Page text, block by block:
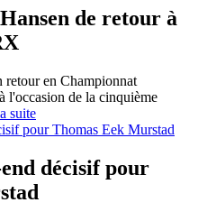
de retour à
retour en Championnat
l'occasion de la cinquième
suite
décisif pour